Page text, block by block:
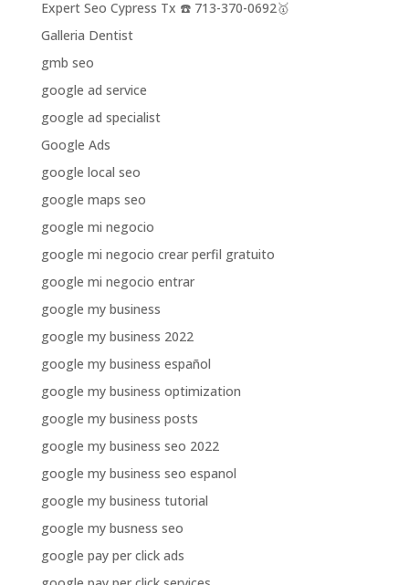
Expert Seo Cypress Tx ☎️ 713-370-0692🥇
Galleria Dentist
gmb seo
google ad service
google ad specialist
Google Ads
google local seo
google maps seo
google mi negocio
google mi negocio crear perfil gratuito
google mi negocio entrar
google my business
google my business 2022
google my business español
google my business optimization
google my business posts
google my business seo 2022
google my business seo espanol
google my business tutorial
google my busness seo
google pay per click ads